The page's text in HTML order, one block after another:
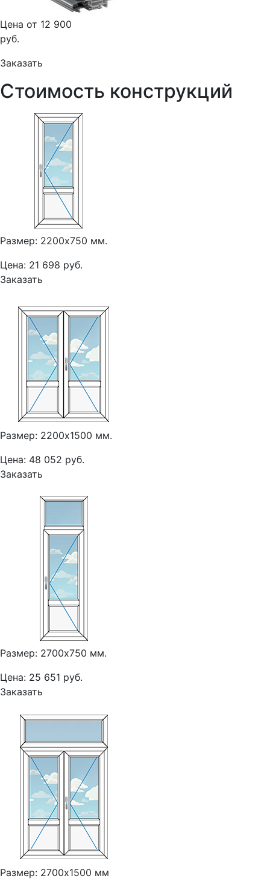
Цена от 12 900
руб.
Заказать
Стоимость конструкций
Размер: 2200х750 мм.
Цена: 21 698 руб.
Заказать
Размер: 2200х1500 мм.
Цена: 48 052 руб.
Заказать
Размер: 2700х750 мм.
Цена: 25 651 руб.
Заказать
Размер: 2700х1500 мм